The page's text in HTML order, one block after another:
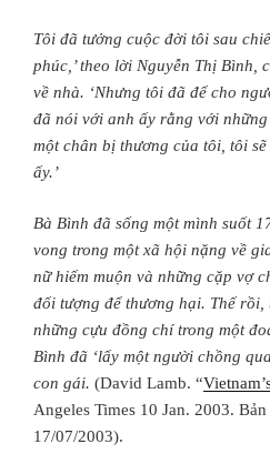
Tôi đã tưởng cuộc đời tôi sau
phúc,’ theo lời Nguyễn Thị Bình,
về nhà. ‘Nhưng tôi đã để cho
đã nói với anh ấy rằng với
một chân bị thương của tôi, tôi
ấy.’
Bà Bình đã sống một mình suốt
vong trong một xã hội nặng về
nữ hiếm muộn và những cặp vợ
đối tượng để thương hại. Thế rồi,
những cựu đồng chí trong một
Bình đã ‘lấy một người chồng
con gái. (David Lamb. “
Angeles Times 10 Jan. 2003.
17/07/2003).